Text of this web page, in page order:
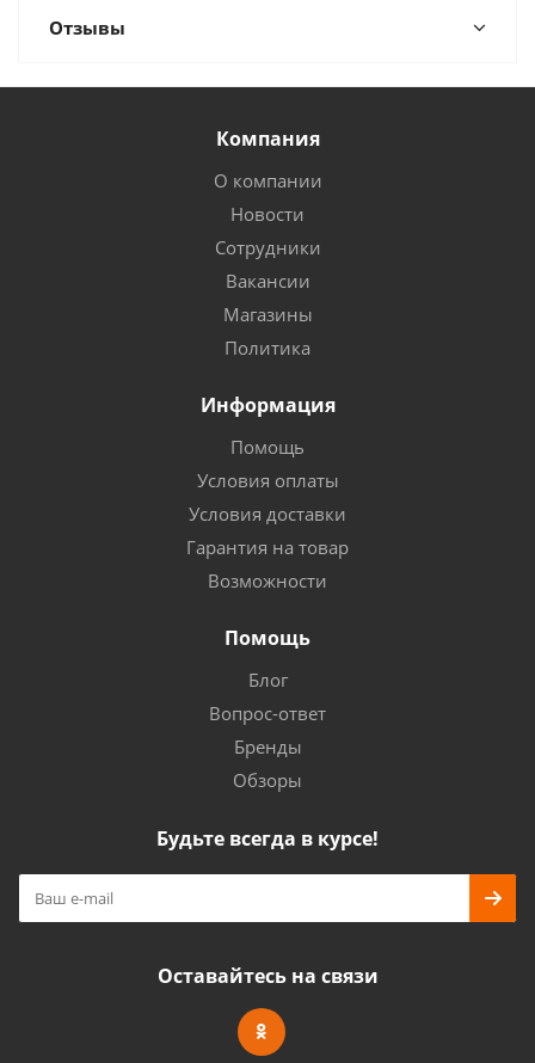
Отзывы
Компания
О компании
Новости
Сотрудники
Вакансии
Магазины
Политика
Информация
Помощь
Условия оплаты
Условия доставки
Гарантия на товар
Возможности
Помощь
Блог
Вопрос-ответ
Бренды
Обзоры
Будьте всегда в курсе!
Оставайтесь на связи